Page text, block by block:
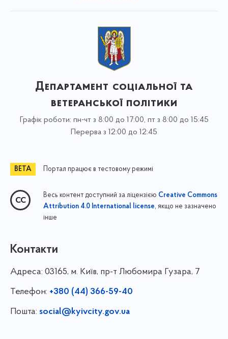
Департамент соціальної та
ветеранської політики
Графік роботи: пн-чт з 8:00 до 17:00, пт з 8:00 до 15:45
Перерва з 12:00 до 12:45
Портал працює в тестовому режимі
Весь контент доступний за ліцензією Creative Commons
Attribution 4.0 International license, якщо не зазначено
інше
Контакти
Адреса: 03165, м. Київ, пр-т Любомира Гузара, 7
Телефон: +380 (44) 366-59-40
Пошта: social@kyivcity.gov.ua